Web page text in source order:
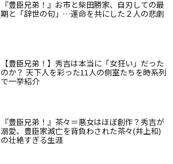
『豊臣兄弟！』お市と柴田勝家、自刃しての最
期と「辞世の句」…運命を共にした２人の悲劇
【豊臣兄弟！】秀吉は本当に「女狂い」だった
のか？ 天下人を彩った11人の側室たちを時系列
で一挙紹介
『豊臣兄弟！』茶々＝悪女はほぼ創作？秀吉が
溺愛、豊臣家滅亡を背負わされた茶々(井上和)
の壮絶すぎる生涯